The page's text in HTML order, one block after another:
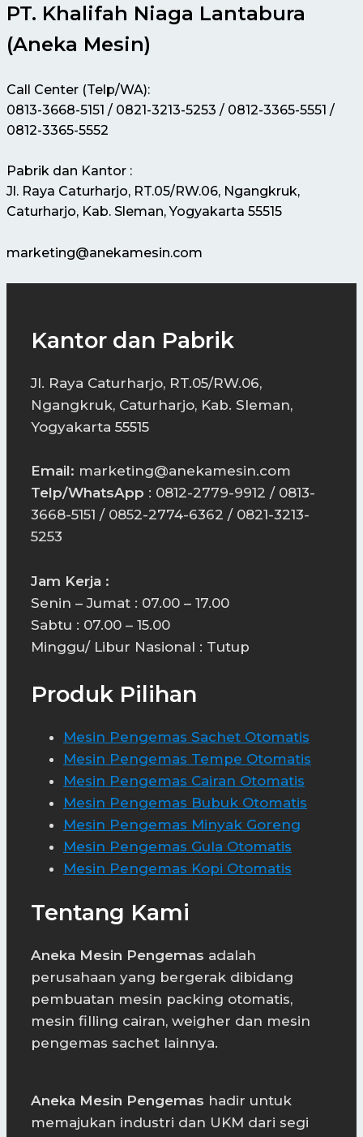
PT. Khalifah Niaga Lantabura
(Aneka Mesin)
Call Center (Telp/WA):
0813-3668-5151 / 0821-3213-5253 / 0812-3365-5551 /
0812-3365-5552
Pabrik dan Kantor :
Jl. Raya Caturharjo, RT.05/RW.06, Ngangkruk,
Caturharjo, Kab. Sleman, Yogyakarta 55515
marketing@anekamesin.com
Kantor dan Pabrik
Jl. Raya Caturharjo, RT.05/RW.06,
Ngangkruk, Caturharjo, Kab. Sleman,
Yogyakarta 55515
Email: marketing@anekamesin.com
Telp/WhatsApp : 0812-2779-9912 / 0813-
3668-5151 / 0852-2774-6362 / 0821-3213-
5253
Jam Kerja :
Senin – Jumat : 07.00 – 17.00
Sabtu : 07.00 – 15.00
Minggu/ Libur Nasional : Tutup
Produk Pilihan
Mesin Pengemas Sachet Otomatis
Mesin Pengemas Tempe Otomatis
Mesin Pengemas Cairan Otomatis
Mesin Pengemas Bubuk Otomatis
Mesin Pengemas Minyak Goreng
Mesin Pengemas Gula Otomatis
Mesin Pengemas Kopi Otomatis
Tentang Kami
Aneka Mesin Pengemas adalah
perusahaan yang bergerak dibidang
pembuatan mesin packing otomatis,
mesin filling cairan, weigher dan mesin
pengemas sachet lainnya.
Aneka Mesin Pengemas hadir untuk
memajukan industri dan UKM dari segi